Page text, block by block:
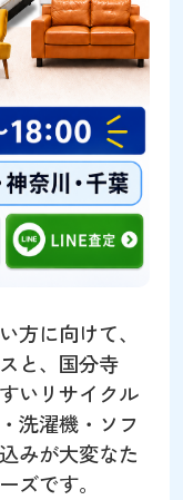
方に向けて、
と、国分寺
いリサイクル
洗濯機・ソフ
みが大変なた
ズです。